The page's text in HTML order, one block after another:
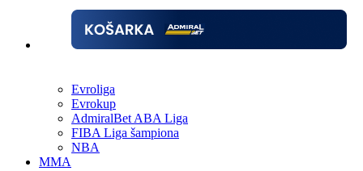
Evroliga
Evrokup
AdmiralBet ABA Liga
FIBA Liga šampiona
NBA
MMA